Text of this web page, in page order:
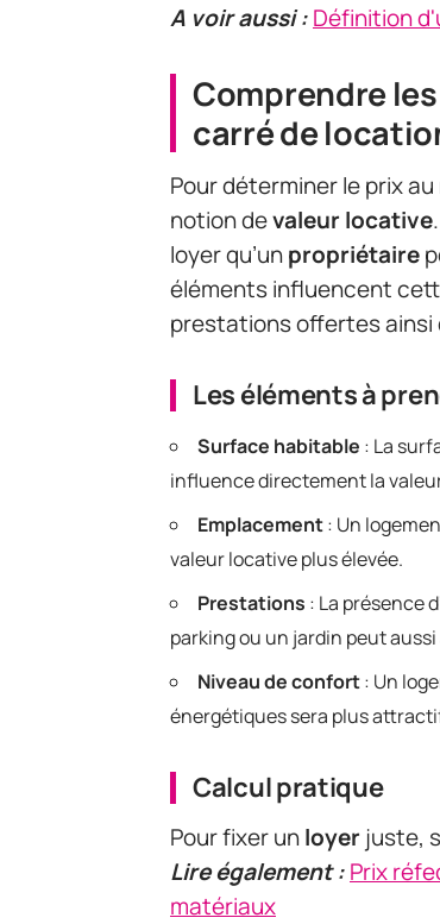
A voir aussi :Définition
Comprendre
carré de
Pour déterminer le prix
notion devaleur locative
loyer qu’unpropriétaire
éléments influencent
prestations offertes ainsi
Les éléments à
Surface habitable : La
influence directement la
Emplacement: Un
valeur locative plus élevée.
Prestations : La présence
parking ou un jardin peut
Niveau de confort: Un
énergétiques sera plus
Calcul pratique
Pour fixer unloyer juste,
Lire également :Prix
matériaux